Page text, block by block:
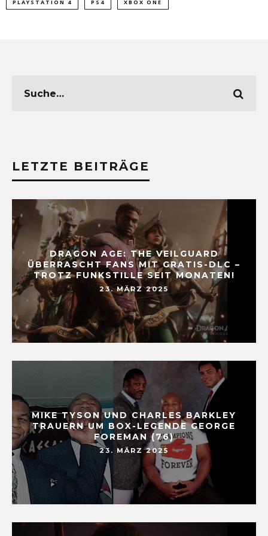
PLAYSTATION 4 PS4 XBOX ONE
LETZTE BEITRÄGE
DRAGON AGE: THE VEILGUARD
ÜBERRASCHT FANS MIT GRATIS-DLC –
TROTZ FUNKSTILLE SEIT MONATEN!
23. MÄRZ 2025
MIKE TYSON UND CHARLES BARKLEY
TRAUERN UM BOX-LEGENDE GEORGE
FOREMAN (76)
23. MÄRZ 2025